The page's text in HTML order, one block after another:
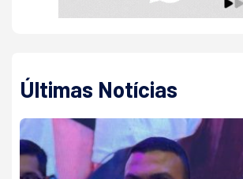
Últimas Notícias